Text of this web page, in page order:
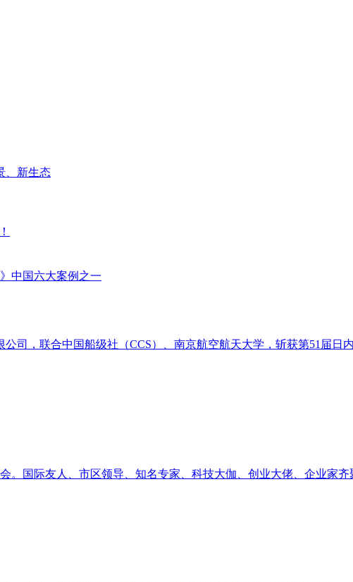
、新生态
中国六大案例之一
司，联合中国船级社（CCS）、南京航空航天大学，斩获第51届日
。国际友人、市区领导、知名专家、科技大伽、创业大佬、企业家齐